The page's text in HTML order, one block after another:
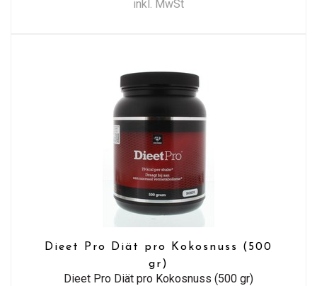
inkl. MwSt
Dieet Pro Diät pro Kokosnuss (500
gr)
Dieet Pro Diät pro Kokosnuss (500 gr)